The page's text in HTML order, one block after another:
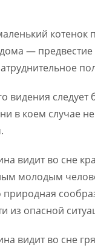
котенок
—
видения
в коем случае
видит во сне
молодым
из опасной
видит во сне